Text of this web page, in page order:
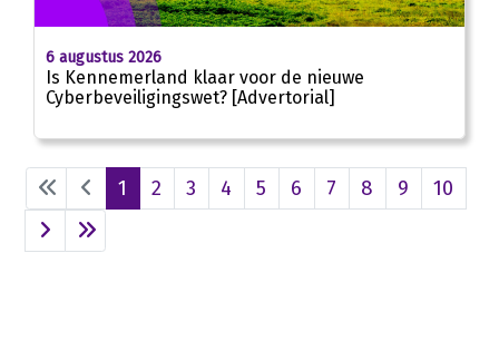
6 augustus 2026
Is Kennemerland klaar voor de nieuwe
Cyberbeveiligingswet? [Advertorial]
1 2 3 4 5 6 7 8 9 10